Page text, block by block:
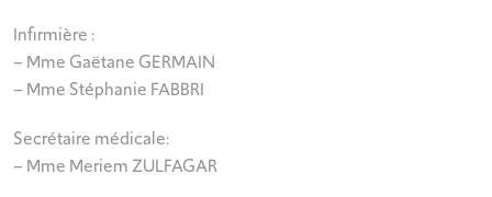
Infirmière :
– Mme Gaëtane GERMAIN
– Mme Stéphanie FABBRI
Secrétaire médicale:
– Mme Meriem ZULFAGAR